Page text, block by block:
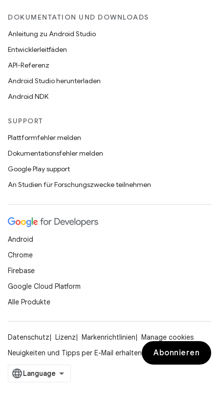
DOKUMENTATION UND DOWNLOADS
Anleitung zu Android Studio
Entwicklerleitfäden
API-Referenz
Android Studio herunterladen
Android NDK
SUPPORT
Plattformfehler melden
Dokumentationsfehler melden
Google Play support
An Studien für Forschungszwecke teilnehmen
Android
Chrome
Firebase
Google Cloud Platform
Alle Produkte
Datenschutz Lizenz Markenrichtlinien
Manage cookies
Neuigkeiten und Tipps per E-Mail erhalten
Abonnieren